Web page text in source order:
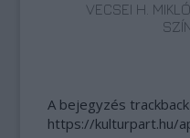
VECSEI H.
A bejegyzés
https://kulturpart.hu/